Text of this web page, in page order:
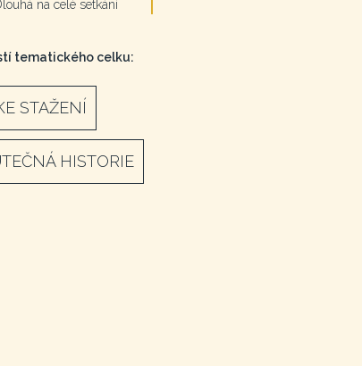
na celé setkání
tematického celku:
STAŽENÍ
HISTORIE